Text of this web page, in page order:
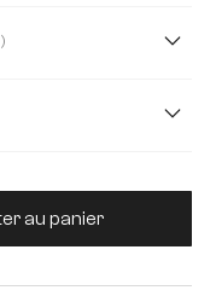
( Pieds fins en acier inoxydable )
Pieds fins en acier
: Entrez la
au panier